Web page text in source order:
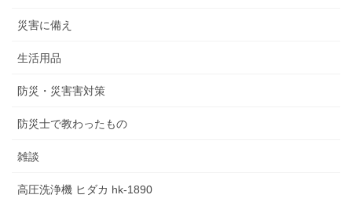
災害に備え
生活用品
防災・災害害対策
防災士で教わったもの
雑談
高圧洗浄機 ヒダカ hk-1890